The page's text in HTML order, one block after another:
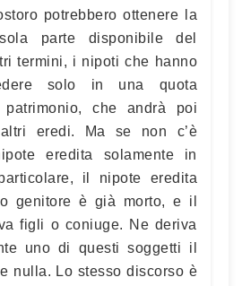
potrebbero ottenere la
parte disponibile del
termini, i nipoti che hanno
solo in una quota
patrimonio, che andrà poi
eredi. Ma se non c’è
eredita solamente in
il nipote eredita
genitore è già morto, e il
figli o coniuge. Ne deriva
uno di questi soggetti il
nulla. Lo stesso discorso è